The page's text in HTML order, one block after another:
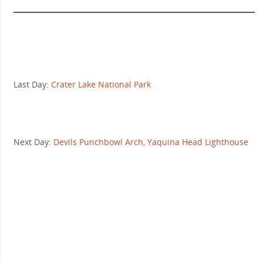
Last Day: Crater Lake National Park
Next Day: Devils Punchbowl Arch, Yaquina Head Lighthouse